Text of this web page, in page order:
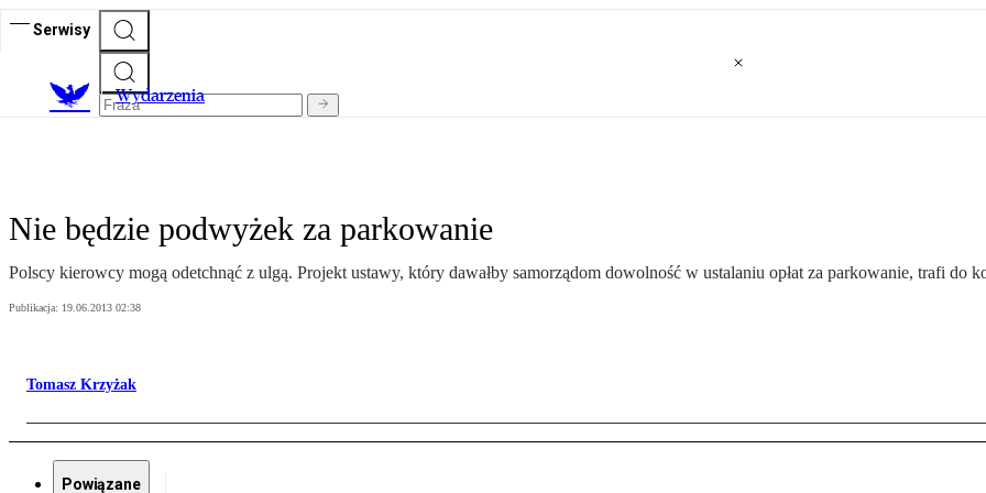
Serwisy
Wydarzenia
Nie będzie podwyżek za parkowanie
Polscy kierowcy mogą odetchnąć z ulgą. Projekt ustawy, który dawałby samorządom dowolność w ustalaniu opłat za parkowanie, trafi do
Publikacja: 19.06.2013 02:38
Tomasz Krzyżak
Powiązane